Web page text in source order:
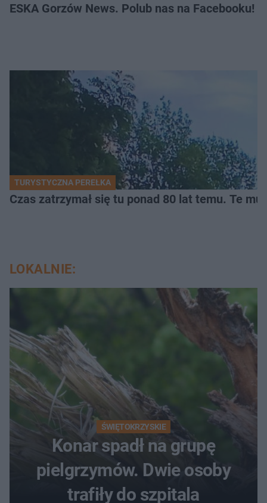
ESKA Gorzów News. Polub nas na Facebooku!
TURYSTYCZNA PEREŁKA
Czas zatrzymał się tu ponad 80 lat temu. Te
LOKALNIE:
ŚWIĘTOKRZYSKIE
Konar spadł na grupę
pielgrzymów. Dwie osoby
trafiły do szpitala